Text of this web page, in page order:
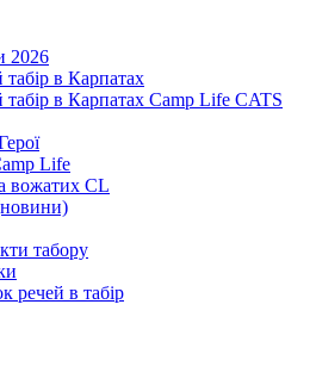
2026
табір в Карпатах
табір в Карпатах Сamp Life CATS
Life
вожатих CL
табору
речей в табір